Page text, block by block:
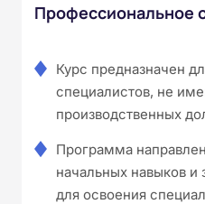
Профессиональное
Курс предназначен
специалистов, не
производственных
Программа
начальных навыков
для освоения